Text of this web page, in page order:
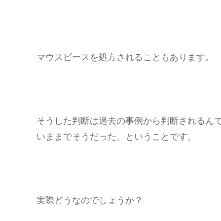
マウスピースを処方されることもあります。
そうした判断は過去の事例から判断されるん
いままでそうだった、ということです。
実際どうなのでしょうか？